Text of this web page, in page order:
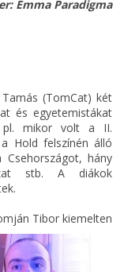
Emma Paradigma
(TomCat) két
és egyetemistákat
pl. mikor volt a II.
Hold felszínén álló
hány
stb. A diákok
Tibor kiemelten